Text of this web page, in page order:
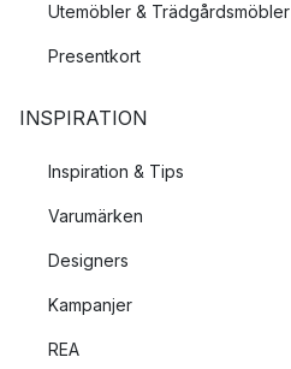
Utemöbler & Trädgårdsmöbler
Presentkort
INSPIRATION
Inspiration & Tips
Varumärken
Designers
Kampanjer
REA